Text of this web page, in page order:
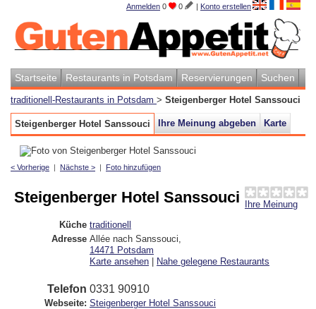
Anmelden 0 0 | Konto erstellen
Startseite Restaurants in Potsdam Reservierungen Suchen
traditionell-Restaurants in Potsdam > Steigenberger Hotel Sanssouci
Steigenberger Hotel Sanssouci Ihre Meinung abgeben Karte
< Vorherige | Nächste > | Foto hinzufügen
Ihre Meinung
Steigenberger Hotel Sanssouci
Küche traditionell
Adresse Allée nach Sanssouci
14471 Potsdam
Karte ansehen | Nahe gelegene Restaurants
Telefon 0331 90910
Webseite: Steigenberger Hotel Sanssouci